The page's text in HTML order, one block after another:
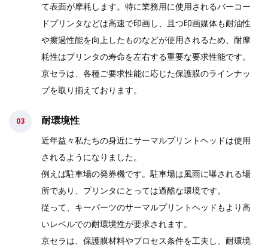
て表面が摩耗します。特に業務用に使用されるバーコー
ドプリンタなどは高速で印画し、且つ印画媒体も耐油性
や擦過性能を向上したものなどが使用されるため、耐摩
耗性はプリンタの寿命を左右する重要な要求性能です。
京セラは、各種ご要求性能に応じた保護膜のラインナッ
プを取り揃えております。
耐環境性
近年益々私たちの身近にサーマルプリントヘッドは使用
されるようになりました。
例えば駐車場の発券機です。駐車場は風雨に曝される場
所であり、プリンタにとっては過酷な環境です。
従って、キーパーツのサーマルプリントヘッドもより高
いレベルでの耐環境性が要求されます。
京セラは、保護膜材料やプロセス条件を工夫し、耐環境